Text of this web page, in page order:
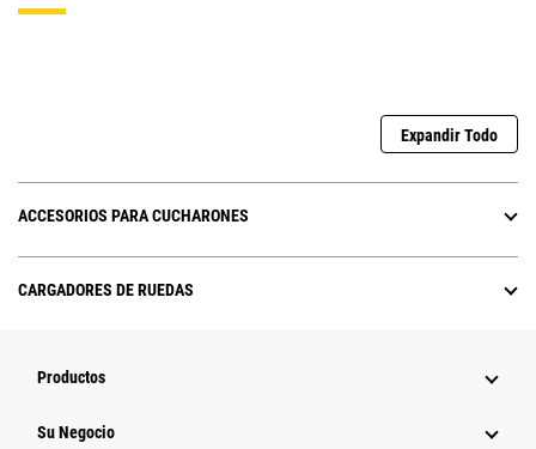
Expandir Todo
ACCESORIOS PARA CUCHARONES
CARGADORES DE RUEDAS
Productos
Su Negocio